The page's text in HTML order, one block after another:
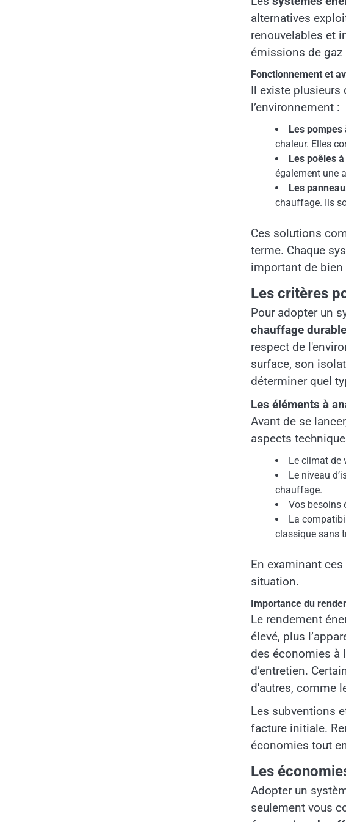
alternatives
renouvelables et
émissions de gaz
Fonctionnement et
Il existe
l’environnement :
Les pompes
chaleur. Elles
Les poêles
également une
Les
chauffage. Ils
Ces solutions
terme. Chaque
important de
Les critères
Pour adopter un
chauffage durable
respect de
surface, son
déterminer quel
Les éléments à
Avant de se
aspects
Le climat de
Le niveau
chauffage.
Vos besoins
La
classique sans
En examinant
situation.
Importance du
Le rendement
élevé, plus
des économies à
d’entretien.
d'autres, comme
Les subventions
facture initiale.
économies tout
Les
Adopter un
seulement vous